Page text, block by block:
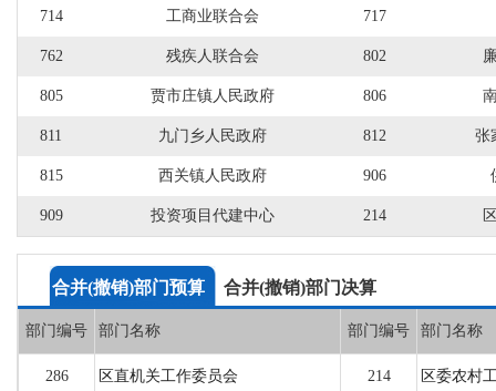
714 工商业联合会 717
762 残疾人联合会 802
805 贾市庄镇人民政府 806
811 九门乡人民政府 812 张
815 西关镇人民政府 906
909 投资项目代建中心 214
合并(撤销)部门预算 合并(撤销)部门决算
部门编号 部门名称 部门编号 部门名称
286 区直机关工作委员会 214 区委农村